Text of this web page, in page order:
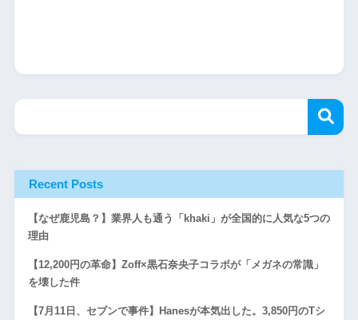
Recent Posts
【なぜ鹿児島？】業界人も通う「khaki」が全国的に人気な5つの
理由
【12,200円の革命】Zoff×黒石奈央子コラボが「メガネの常識」
を壊した件
【7月11日、セブンで事件】Hanesが本気出した。3,850円のTシ